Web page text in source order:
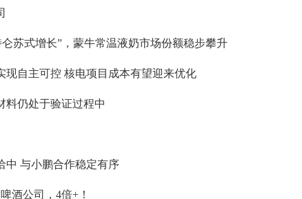
苏式增长”，蒙牛常温液奶市场份额稳步攀升
现自主可控 核电项目成本有望迎来优化
料仍处于验证过程中
中 与小鹏合作稳定有序
酒公司，4倍+！